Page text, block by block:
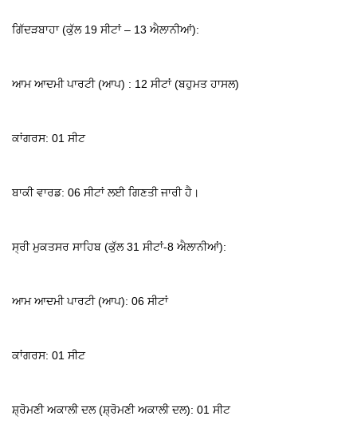
ਗਿੱਦੜਬਾਹਾ (ਕੁੱਲ 19 ਸੀਟਾਂ – 13 ਐਲਾਨੀਆਂ):
ਆਮ ਆਦਮੀ ਪਾਰਟੀ (ਆਪ) : 12 ਸੀਟਾਂ (ਬਹੁਮਤ ਹਾਸਲ)
ਕਾਂਗਰਸ: 01 ਸੀਟ
ਬਾਕੀ ਵਾਰਡ: 06 ਸੀਟਾਂ ਲਈ ਗਿਣਤੀ ਜਾਰੀ ਹੈ।
ਸ੍ਰੀ ਮੁਕਤਸਰ ਸਾਹਿਬ (ਕੁੱਲ 31 ਸੀਟਾਂ-8 ਐਲਾਨੀਆਂ):
ਆਮ ਆਦਮੀ ਪਾਰਟੀ (ਆਪ): 06 ਸੀਟਾਂ
ਕਾਂਗਰਸ: 01 ਸੀਟ
ਸ਼੍ਰੋਮਣੀ ਅਕਾਲੀ ਦਲ (ਸ਼੍ਰੋਮਣੀ ਅਕਾਲੀ ਦਲ): 01 ਸੀਟ